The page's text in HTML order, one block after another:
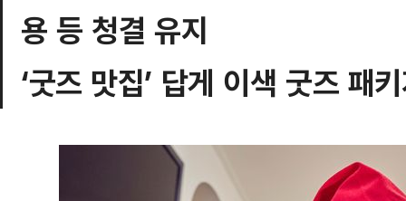
용 등 청결 유지
‘굿즈 맛집’ 답게 이색 굿즈 패